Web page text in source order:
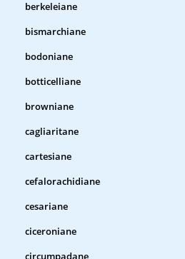
berkeleiane
bismarchiane
bodoniane
botticelliane
browniane
cagliaritane
cartesiane
cefalorachidiane
cesariane
ciceroniane
circumpadane